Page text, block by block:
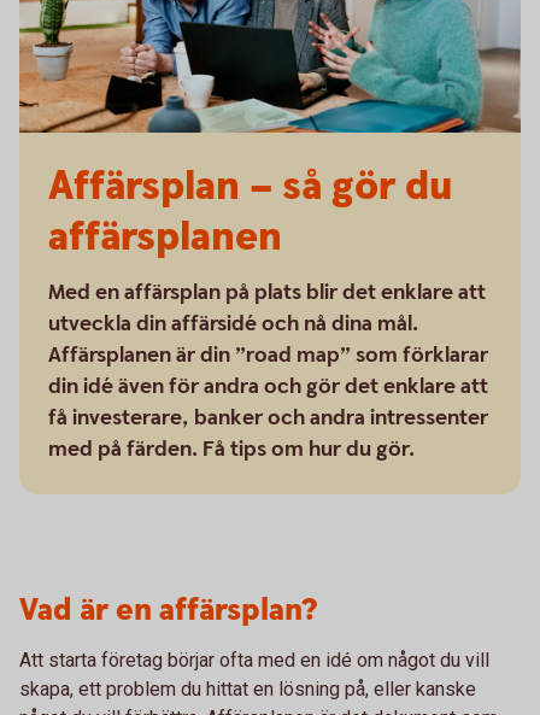
Affärsplan – så gör du
affärsplanen
Med en affärsplan på plats blir det enklare att
utveckla din affärsidé och nå dina mål.
Affärsplanen är din ”road map” som förklarar
din idé även för andra och gör det enklare att
få investerare, banker och andra intressenter
med på färden. Få tips om hur du gör.
Vad är en affärsplan?
Att starta företag börjar ofta med en idé om något du vill
skapa, ett problem du hittat en lösning på, eller kanske